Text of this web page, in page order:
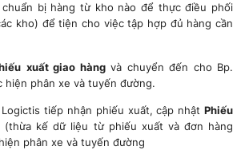
bị hàng từ kho nào để thực điều phối
kho) để tiện cho việc tập hợp đủ hàng cần
xuất giao hàngvà chuyển đến cho Bp.
hiện phân xe và tuyến đường.
tiếp nhận phiếu xuất, cập nhật Phiếu
(thừa kế dữ liệu từ phiếu xuất và đơn hàng
phân xe và tuyến đường